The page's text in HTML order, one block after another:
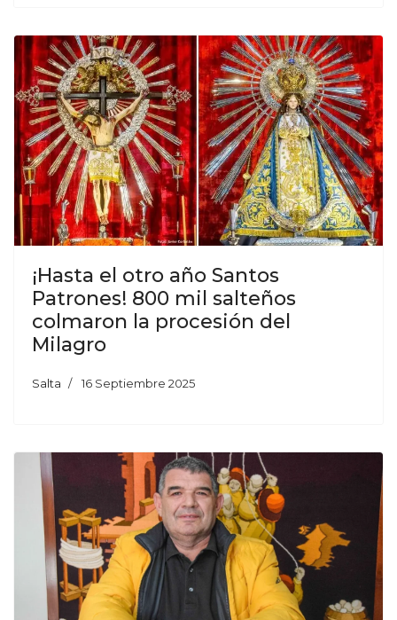
¡Hasta el otro año Santos
Patrones! 800 mil salteños
colmaron la procesión del
Milagro
Salta 16 Septiembre 2025